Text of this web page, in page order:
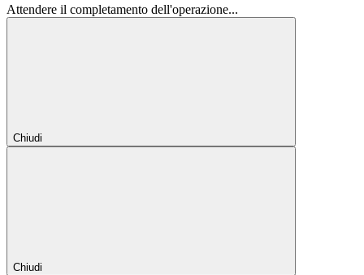
Attendere il completamento dell'operazione...
Chiudi
Chiudi